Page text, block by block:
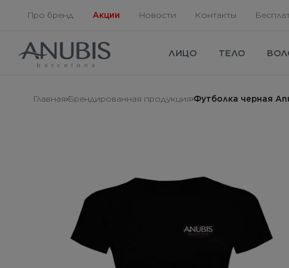
Про бренд Акции Новости Контакты
ЛИЦО ТЕЛО
Главная Брендированная продукция Футболка черная